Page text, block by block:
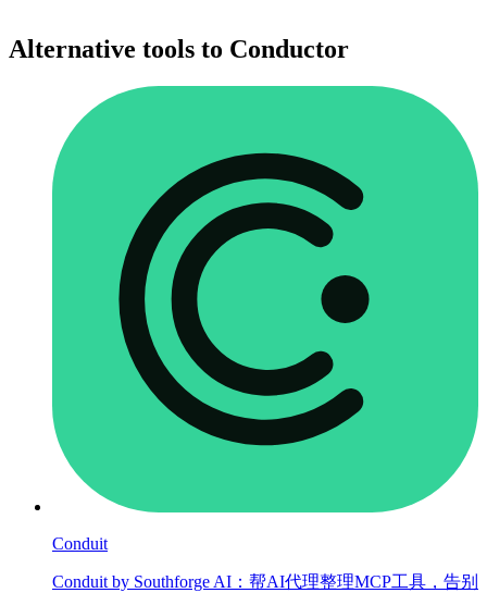
Alternative tools to Conductor
Conduit
Conduit by Southforge AI：帮AI代理整理MCP工具，告别